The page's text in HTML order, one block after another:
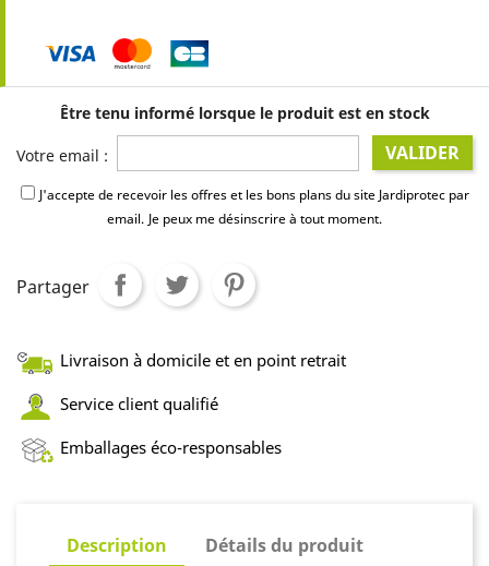
Être tenu informé lorsque le produit est en stock
Votre email : VALIDER
J'accepte de recevoir les offres et les bons plans du site Jardiprotec par
email. Je peux me désinscrire à tout moment.
Partager
Livraison à domicile et en point retrait
Service client qualifié
Emballages éco-responsables
Description Détails du produit